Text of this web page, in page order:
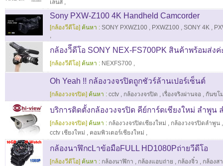
เลนส์ ,
Sony PXW-Z100 4K Handheld Camcorder
[กล้องวีดีโอ] ค้นหา : SONY PXWZ100 , PXWZ100 , SONY 4K ,
,
กล้องวิีดีโอ SONY NEX-FS700PK สินค้าพร้อมส่งค่
[กล้องวีดีโอ] ค้นหา : NEXFS700 ,
Oh Yeah !! กล้องวงจรปิดถูกชัวร์ล้านเปอร์เซ็นต์
[กล้องวงจรปิด] ค้นหา : cctv , กล้องวงจรปิด , เรื่องจริงผ่านจอ , กันขโ
บริการติดตั้งกล้องวงจรปิด คีย์การ์ดเชียงใหม่ ลำพูน
[กล้องวงจรปิด] ค้นหา : กล้องวงจรปิดเชียงใหม่ , กล้องวงจรปิดลำพูน
cctv เชียงใหม่ , คอมพิวเตอร์เชียงใหม่ ,
กล้องนาฬิกcLาข้อมือFULL HD1080Pถ่ายวีดีโอ
[กล้องวีดีโอ] ค้นหา : กล้องนาฬิกา , กล้องแอบถ่าย , กล้องจิ๋ว , กล้องส